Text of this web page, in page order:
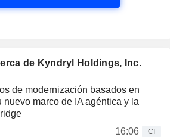
de Kyndryl Holdings, Inc.
de modernización basados en
nuevo marco de IA agéntica y la
16:06
CI